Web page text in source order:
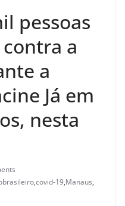
pessoas
a
a
Já em
nesta
,covid-19,Manaus,